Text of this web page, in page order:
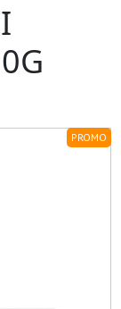
PROMO